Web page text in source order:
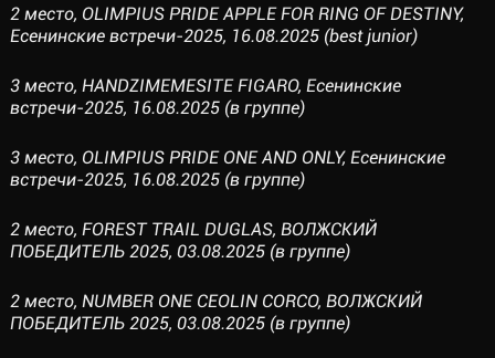
2 место, OLIMPIUS PRIDE APPLE FOR RING OF DESTINY,
Есенинские встречи-2025, 16.08.2025 (best junior)
3 место, HANDZIMEMESITE FIGARO, Есенинские
встречи-2025, 16.08.2025 (в группе)
3 место, OLIMPIUS PRIDE ONE AND ONLY, Есенинские
встречи-2025, 16.08.2025 (в группе)
2 место, FOREST TRAIL DUGLAS, ВОЛЖСКИЙ
ПОБЕДИТЕЛЬ 2025, 03.08.2025 (в группе)
2 место, NUMBER ONE CEOLIN CORCO, ВОЛЖСКИЙ
ПОБЕДИТЕЛЬ 2025, 03.08.2025 (в группе)